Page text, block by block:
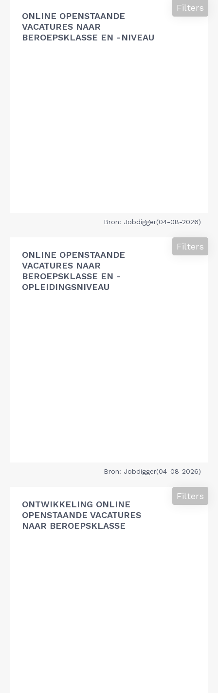
ONLINE OPENSTAANDE
VACATURES NAAR
BEROEPSKLASSE EN -NIVEAU
Filters
Bron: Jobdigger(04-08-2026)
ONLINE OPENSTAANDE
VACATURES NAAR
BEROEPSKLASSE EN -
OPLEIDINGSNIVEAU
Filters
Bron: Jobdigger(04-08-2026)
ONTWIKKELING ONLINE
OPENSTAANDE VACATURES
NAAR BEROEPSKLASSE
Filters